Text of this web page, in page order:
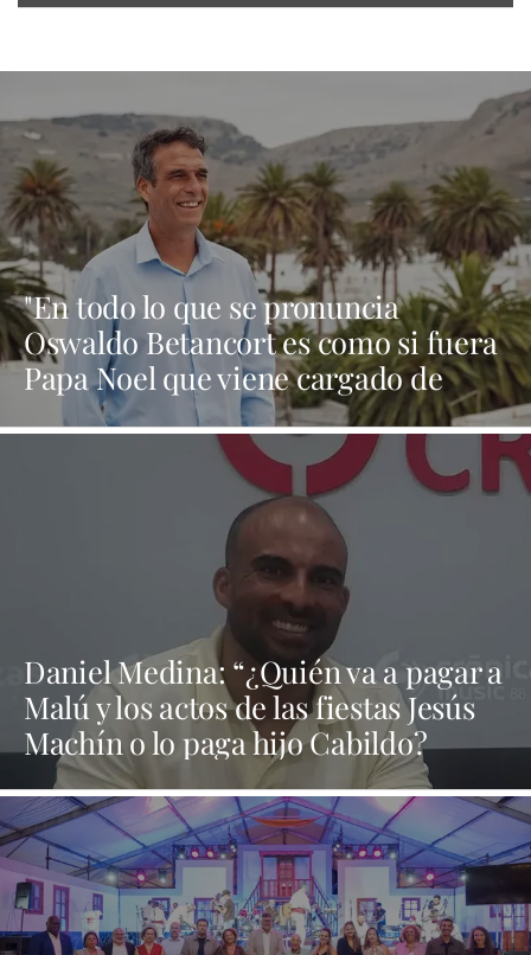
"En todo lo que se pronuncia
Oswaldo Betancort es como si fuera
Papa Noel que viene cargado de
regalos y al final todo es humo"
Daniel Medina: “¿Quién va a pagar a
Malú y los actos de las fiestas Jesús
Machín o lo paga hijo Cabildo?